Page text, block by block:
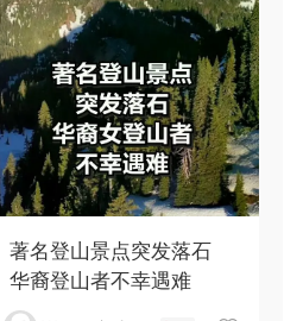
著名登山景点突发落石
华裔登山者不幸遇难